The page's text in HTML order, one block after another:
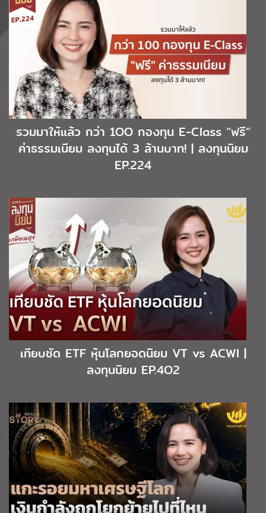
รวมมาให้แล้ว กว่า 1OO กองทุน E-Class “ฟรี”
ค่าธรรมเนียม ลงทุนได้ 3 ล้านบาท! | ลงทุนนิยม
EP.224
เทียบชัด ETF หุ้นโลกยอดนิยม VT vs ACWI |
ลงทุนนิยม EP.4O2